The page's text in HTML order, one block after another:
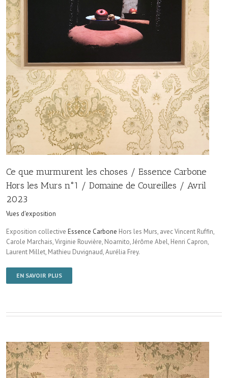
Ce que murmurent les choses / Essence Carbone
Hors les Murs n°1 / Domaine de Coureilles / Avril
2023
Vues d'exposition
Exposition collective Essence Carbone Hors les Murs, avec Vincent Ruffin,
Carole Marchais, Virginie Rouvière, Noarnito, Jérôme Abel, Henri Capron,
Laurent Millet, Mathieu Duvignaud, Aurélia Frey.
EN SAVOIR PLUS